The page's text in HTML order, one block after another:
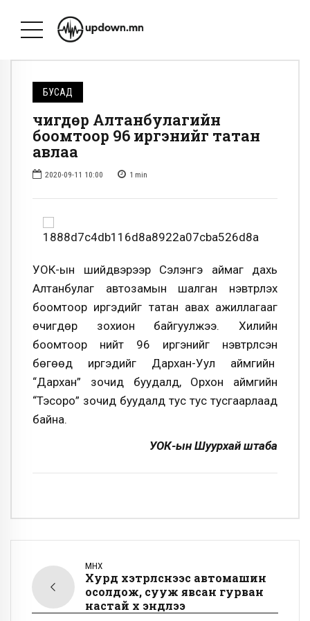
БУСАД
Өчигдөр Алтанбулагийн
боомтоор 96 иргэнийг татан
авлаа
2020-09-11 10:00 1 min
УОК-ын шийдвэрээр Сэлэнгэ аймаг дахь
Алтанбулаг автозамын шалган нэвтрүүлэх
боомтоор иргэдийг татан авах ажиллагааг
өчигдөр зохион байгуулжээ. Хилийн
боомтоор нийт 96 иргэнийг нэвтрүүлсэн
бөгөөд иргэдийг Дархан-Уул аймгийн
“Дархан” зочид буудалд, Орхон аймгийн
“Тэсоро” зочид буудалд тус тус тусгаарлаад
байна.
УОК-ын Шуурхай штаба
ӨМНӨХ
Хурд хэтрүүлснээс автомашин
осолдож, сууж явсан гурван
настай хүү эндлээ